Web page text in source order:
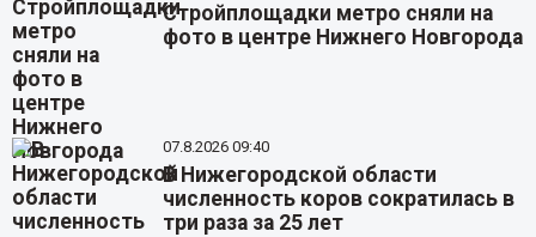
Стройплощадки метро сняли на
фото в центре Нижнего Новгорода
07.8.2026 09:40
В Нижегородской области
численность коров сократилась в
три раза за 25 лет